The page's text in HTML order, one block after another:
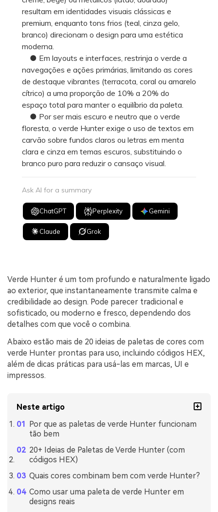
resultam em identidades visuais clássicas e
premium, enquanto tons frios (teal, cinza gelo,
branco) direcionam o design para uma estética
moderna.
● Em layouts e interfaces, restrinja o verde a
navegações e ações primárias, limitando as cores
de destaque vibrantes (terracota, coral ou amarelo
cítrico) a uma proporção de 10% a 20% do
espaço total para manter o equilíbrio da paleta.
● Por ser mais escuro e neutro que o verde
floresta, o verde Hunter exige o uso de textos em
carvão sobre fundos claros ou letras em menta
clara e cinza em temas escuros, substituindo o
branco puro para reduzir o cansaço visual.
Ask AI for a summary
ChatGPT Perplexity Gemini
Claude Grok
Verde Hunter é um tom profundo e naturalmente ligado
ao exterior, que instantaneamente transmite calma e
credibilidade ao design. Pode parecer tradicional e
sofisticado, ou moderno e fresco, dependendo dos
detalhes com que você o combina.
Abaixo estão mais de 20 ideias de paletas de cores com
verde Hunter prontas para uso, incluindo códigos HEX,
além de dicas práticas para usá-las em marcas, UI e
impressos.
Neste artigo
Por que as paletas de verde Hunter funcionam
tão bem
20+ Ideias de Paletas de Verde Hunter (com
códigos HEX)
Quais cores combinam bem com verde Hunter?
Como usar uma paleta de verde Hunter em
designs reais